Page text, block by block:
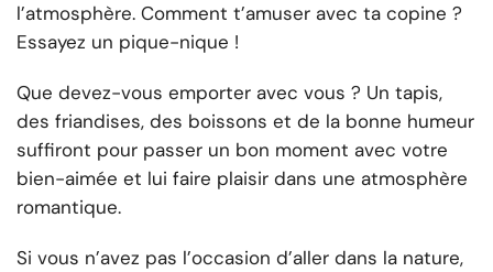
l’atmosphère. Comment t’amuser avec ta copine ?
Essayez un pique-nique !
Que devez-vous emporter avec vous ? Un tapis,
des friandises, des boissons et de la bonne humeur
suffiront pour passer un bon moment avec votre
bien-aimée et lui faire plaisir dans une atmosphère
romantique.
Si vous n’avez pas l’occasion d’aller dans la nature,